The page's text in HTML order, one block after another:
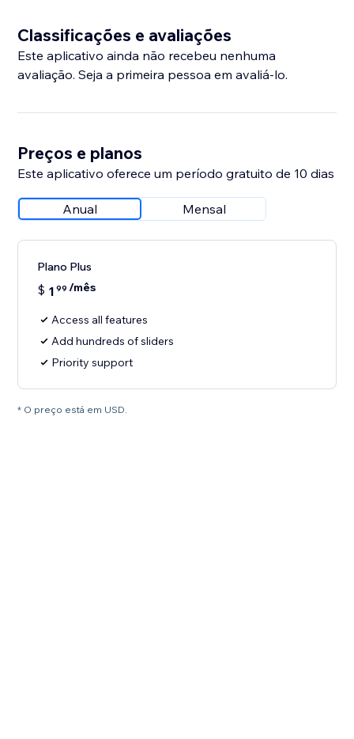
Classificações e avaliações
Este aplicativo ainda não recebeu nenhuma
avaliação. Seja a primeira pessoa em avaliá-lo.
Preços e planos
Este aplicativo oferece um período gratuito de 10 dias
Anual Mensal
Plano Plus
$ 1 99 /mês
Access all features
Add hundreds of sliders
Priority support
* O preço está em USD.